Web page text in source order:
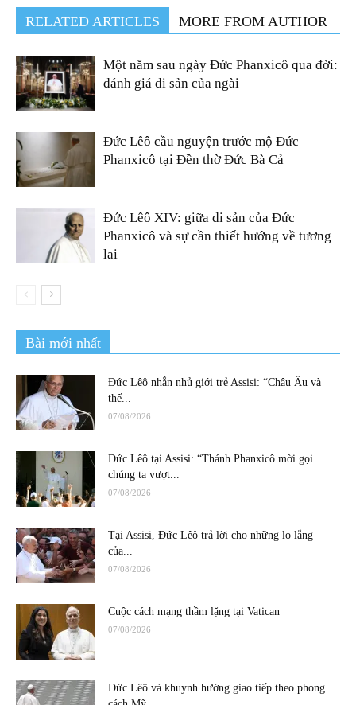
RELATED ARTICLES MORE FROM AUTHOR
Một năm sau ngày Đức Phanxicô qua đời:
đánh giá di sản của ngài
Đức Lêô cầu nguyện trước mộ Đức
Phanxicô tại Đền thờ Đức Bà Cả
Đức Lêô XIV: giữa di sản của Đức
Phanxicô và sự cần thiết hướng về tương
lai
Bài mới nhất
Đức Lêô nhắn nhủ giới trẻ Assisi: “Châu Âu và
thế...
07/08/2026
Đức Lêô tại Assisi: “Thánh Phanxicô mời gọi
chúng ta vượt...
07/08/2026
Tại Assisi, Đức Lêô trả lời cho những lo lắng
của...
07/08/2026
Cuộc cách mạng thầm lặng tại Vatican
07/08/2026
Đức Lêô và khuynh hướng giao tiếp theo phong